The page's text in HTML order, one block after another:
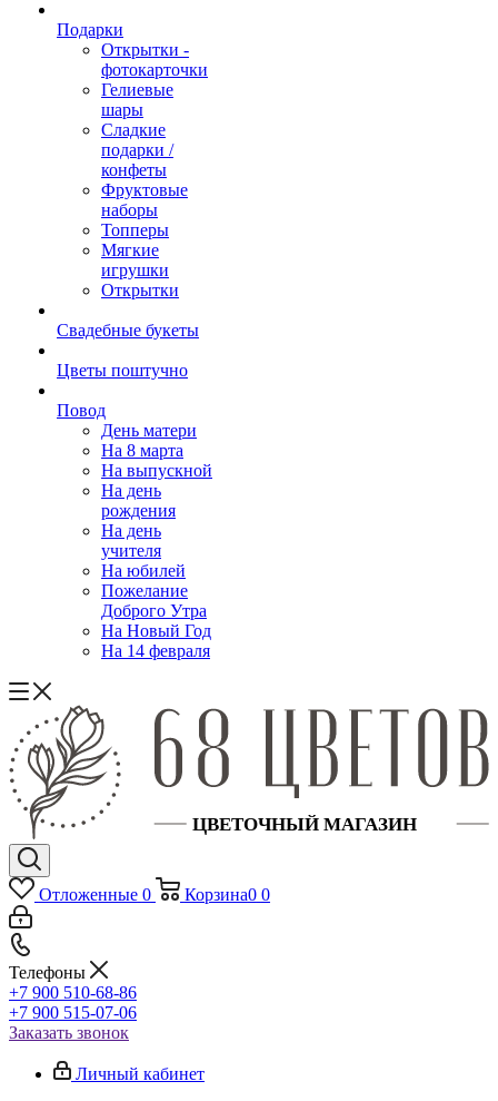
Подарки
Открытки -
фотокарточки
Гелиевые
шары
Сладкие
подарки /
конфеты
Фруктовые
наборы
Топперы
Мягкие
игрушки
Открытки
Свадебные букеты
Цветы поштучно
Повод
День матери
На 8 марта
На выпускной
На день
рождения
На день
учителя
На юбилей
Пожелание
Доброго Утра
На Новый Год
На 14 февраля
Отложенные 0 Корзина0 0
Телефоны
+7 900 510-68-86
+7 900 515-07-06
Заказать звонок
Личный кабинет